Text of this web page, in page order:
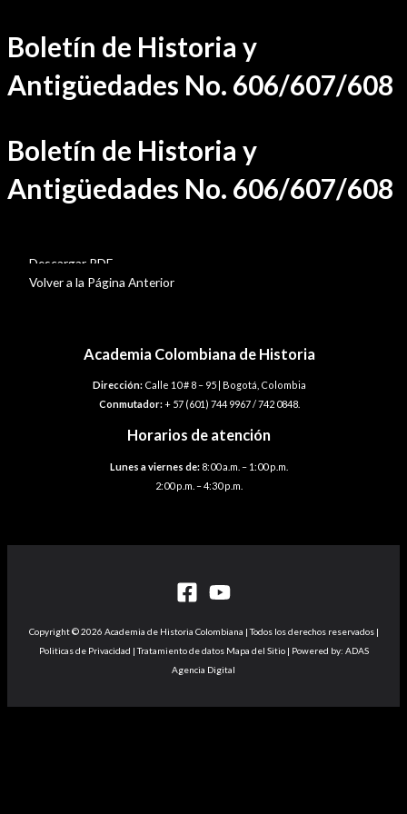
Ir
al
contenido
Boletín de Historia y
Antigüedades No. 606/607/608
Boletín de Historia y
Antigüedades No. 606/607/608
Descargar PDF
Volver a la Página Anterior
Academia Colombiana de Historia
Dirección:Calle 10 # 8 – 95 | Bogotá, Colombia
Conmutador:+ 57 (601) 744 9967 / 742 0848.
Horarios de atención
Lunes a viernes de: 8:00 a.m. – 1:00 p.m.
2:00 p.m. – 4:30 p.m.
Copyright © 2026 Academia de Historia Colombiana | Todos los derechos reservados |
Politicas de Privacidad | Tratamiento de datos Mapa del Sitio | Powered by: ADAS
Agencia Digital